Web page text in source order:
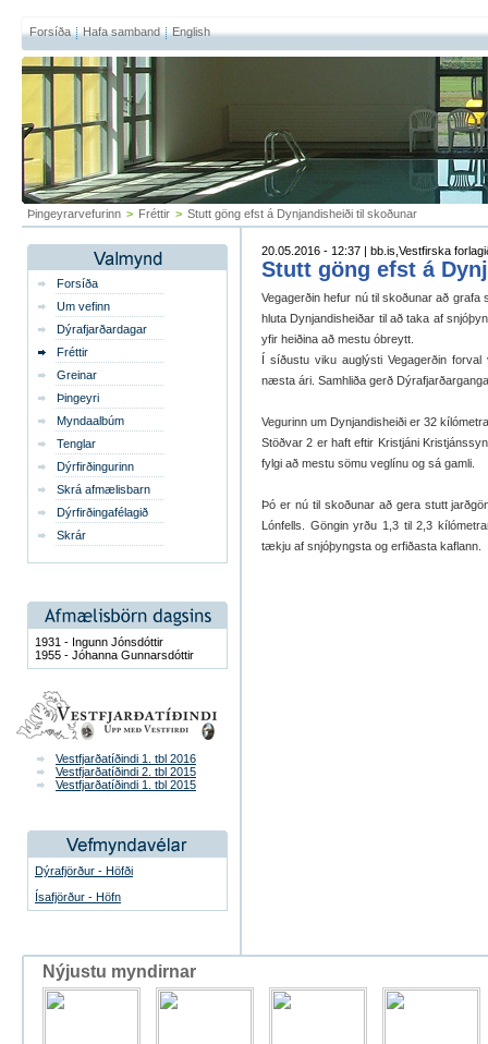
Forsíða Hafa samband English
Þingeyrarvefurinn > Fréttir > Stutt göng efst á Dynjandisheiði til skoðunar
Forsíða
Um vefinn
Dýrafjarðardagar
Fréttir
Greinar
Þingeyri
Myndaalbúm
Tenglar
Dýrfirðingurinn
Skrá afmælisbarn
Dýrfirðingafélagið
Skrár
1931 - Ingunn Jónsdóttir
1955 - Jóhanna Gunnarsdóttir
Vestfjarðatíðindi 1. tbl 2016
Vestfjarðatíðindi 2. tbl 2015
Vestfjarðatíðindi 1. tbl 2015
Dýrafjörður - Höfði
Ísafjörður - Höfn
20.05.2016 - 12:37 | bb.is,Vestfirska
Stutt göng efst á
Vegagerðin hefur nú til skoðunar að grafa
hluta Dynjandisheiðar til að taka af
yfir heiðina að mestu óbreytt.
Í síðustu viku auglýsti Vegagerðin
næsta ári. Samhliða gerð
Vegurinn um Dynjandisheiði er 32
Stöðvar 2 er haft eftir Kristjáni
fylgi að mestu sömu veglínu og sá gamli.
Þó er nú til skoðunar að gera stutt
Lónfells. Göngin yrðu 1,3 til 2,3
tækju af snjóþyngsta og erfiðasta kaflann.
Nýjustu myndirnar